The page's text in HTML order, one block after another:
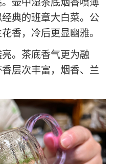
典的班章大白菜。公
香，冷后更显幽雅。
。茶底香气更为融
层次丰富，烟香、兰